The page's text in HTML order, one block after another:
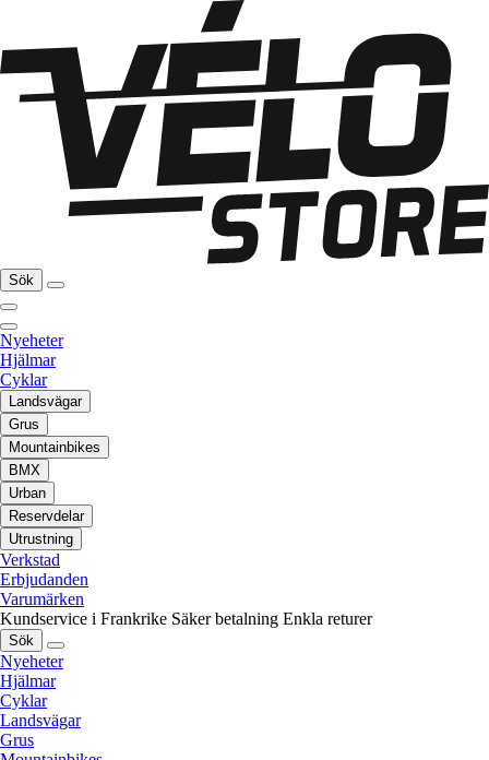
Sök
Nyeheter
Hjälmar
Cyklar
Landsvägar
Grus
Mountainbikes
BMX
Urban
Reservdelar
Utrustning
Verkstad
Erbjudanden
Varumärken
Kundservice i Frankrike Säker betalning Enkla returer
Sök
Nyeheter
Hjälmar
Cyklar
Landsvägar
Grus